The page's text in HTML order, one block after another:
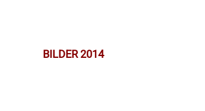
BILDER 2014